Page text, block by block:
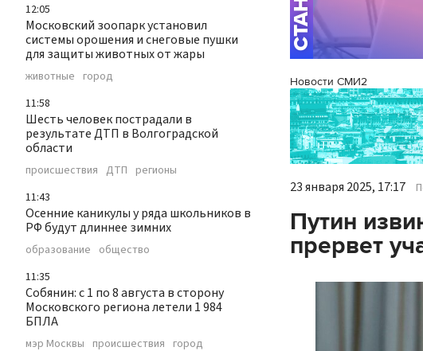
12:05
Московский зоопарк установил
системы орошения и снеговые пушки
для защиты животных от жары
животные город
11:58
Шесть человек пострадали в
результате ДТП в Волгоградской
области
происшествия ДТП регионы
11:43
Осенние каникулы у ряда школьников в
РФ будут длиннее зимних
образование общество
11:35
Собянин: с 1 по 8 августа в сторону
Московского региона летели 1 984
БПЛА
мэр Москвы происшествия город
Новости СМИ2
23 января 2025, 17:17
Путин
прервет